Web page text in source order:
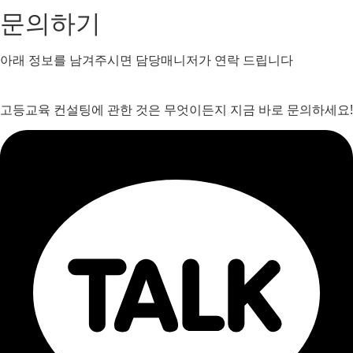
문의하기
아래 정보를 남겨주시면 담당매니저가 연락 드립니다
고등교육 컨설팅에 관한 것은 무엇이든지 지금 바로 문의하세요!